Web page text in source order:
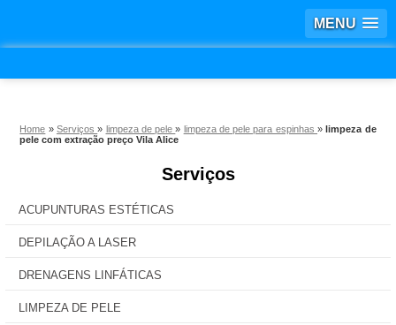
MENU
Home » Serviços» limpeza de pele» limpeza de pele para espinhas»limpeza de
pele com extração preço Vila Alice
Serviços
ACUPUNTURAS ESTÉTICAS
DEPILAÇÃO A LASER
DRENAGENS LINFÁTICAS
LIMPEZA DE PELE